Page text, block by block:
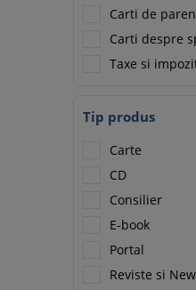
Carti de
Carti despre
Taxe si
Tip produs
Carte
CD
Consilier
E-book
Portal
Reviste si